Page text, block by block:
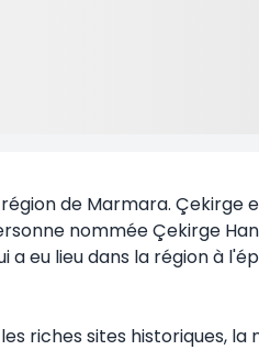
de Marmara. Çekirge
nommée Çekirge
a eu lieu dans la région à
riches sites historiques,